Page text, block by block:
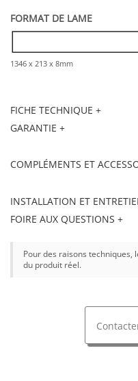
FORMAT DE LAME
1346 x 213 x 8mm
FICHE TECHNIQUE +
GARANTIE +
COMPLÉMENTS ET
INSTALLATION ET
FOIRE AUX QUESTIONS +
Pour des raisons
du produit réel.